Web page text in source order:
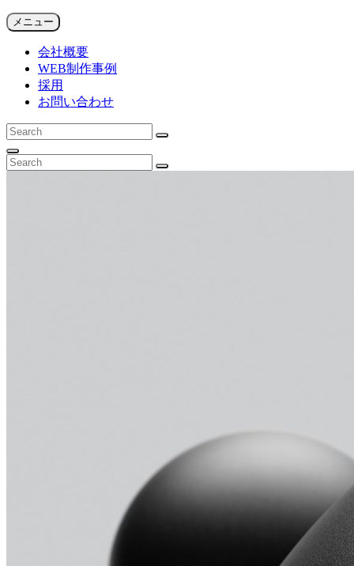
コ
ン
キ
ッ
プ
SFiDA NEWS ARCHIVES
ゲーム系Web制作会社による注目ニュース
メニュー
会社概要
WEB制作事例
採用
お問い合わせ
検
索:
検
検
索
検
検